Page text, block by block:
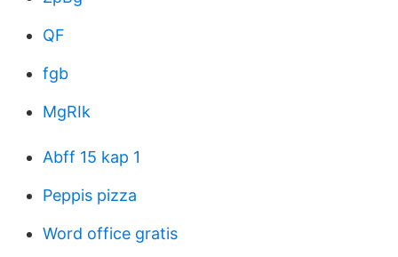
QF
fgb
MgRIk
Abff 15 kap 1
Peppis pizza
Word office gratis